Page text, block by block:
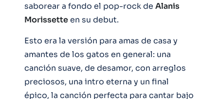
saborear a fondo el pop-rock de Alanis
Morissetteen su debut.
Esto era la versión para amas de casa y
amantes de los gatos en general: una
canción suave, de desamor, con arreglos
preciosos, una intro eterna y un final
épico, la canción perfecta para cantar bajo